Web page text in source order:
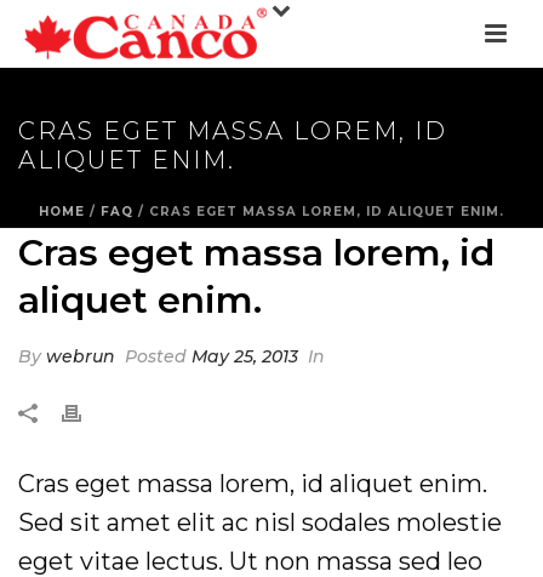
CRAS EGET MASSA LOREM, ID
ALIQUET ENIM.
HOME / FAQ / CRAS EGET MASSA LOREM, ID ALIQUET ENIM.
Cras eget massa lorem, id
aliquet enim.
Bywebrun Posted May 25, 2013 In
Cras eget massa lorem, id aliquet enim.
Sed sit amet elit ac nisl sodales molestie
eget vitae lectus. Ut non massa sed leo